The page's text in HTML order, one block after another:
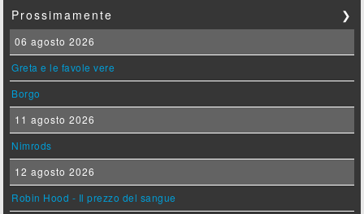
Prossimamente ❯
06 agosto 2026
Greta e le favole vere
Borgo
11 agosto 2026
Nimrods
12 agosto 2026
Robin Hood - Il prezzo del sangue